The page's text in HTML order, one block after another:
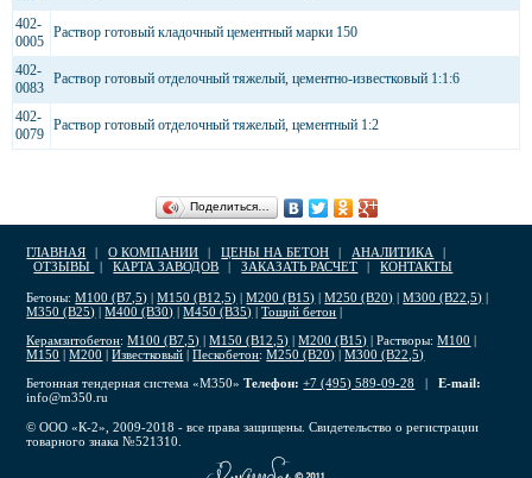
402-
0005
Раствор готовый кладочный цементный марки 150
402-
0083
Раствор готовый отделочный тяжелый, цементно-известковый 1:1:6
402-
0079
Раствор готовый отделочный тяжелый, цементный 1:2
Поделиться…
ГЛАВНАЯ | О КОМПАНИИ | ЦЕНЫ НА БЕТОН | АНАЛИТИКА
|
ОТЗЫВЫ
| КАРТА ЗАВОДОВ | ЗАКАЗАТЬ РАСЧЕТ | КОНТАКТЫ
Бетоны:М100 (В7,5) |М150 (В12,5) |М200 (В15) |М250 (В20) |М300 (В22,5) |
М350 (В25) |М400 (В30) |М450 (В35) |Тощий бетон |
Керамзитобетон:М100 (В7,5) |М150 (В12,5) |М200 (В15) | Растворы:М100 |
М150 |М200 |Известковый |Пескобетон:М250 (В20) |М300 (В22,5)
Бетонная тендерная система «М350» Телефон: +7 (495) 589-09-28 |E-mail:
info@m350.ru
© ООО «К-2», 2009-2018 - все права защищены. Свидетельство о регистрации
товарного знака №521310.